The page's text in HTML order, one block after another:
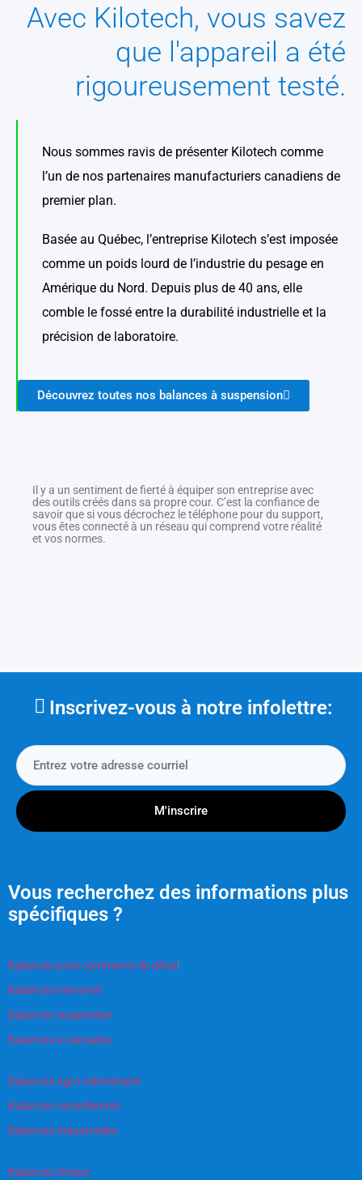
Avec Kilotech, vous savez
que l'appareil a été
rigoureusement testé.
Nous sommes ravis de présenter Kilotech comme
l’un de nos partenaires manufacturiers canadiens de
premier plan.
Basée au Québec, l’entreprise Kilotech s’est imposée
comme un poids lourd de l’industrie du pesage en
Amérique du Nord. Depuis plus de 40 ans, elle
comble le fossé entre la durabilité industrielle et la
précision de laboratoire.
Découvrez toutes nos balances à suspension
Il y a un sentiment de fierté à équiper son entreprise avec
des outils créés dans sa propre cour. C’est la confiance de
savoir que si vous décrochez le téléphone pour du support,
vous êtes connecté à un réseau qui comprend votre réalité
et vos normes.
Inscrivez-vous à notre infolettre:
M'inscrire
Vous recherchez des informations plus
spécifiques ?
Balances pour commerce de détai
Balances monorail
Balances suspendue
Balances à cannabis
Balances Agro-Alimentaire
Balances canadiennes
Balances Industrielles
Balances Ohaus